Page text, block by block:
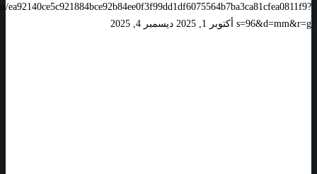
ea92140ce5c921884bce92b84ee0f3f99dd1df6075564b7ba3ca81cfea0811f9?
s=96&d=mm&r=g أكتوبر 1, 2025 ديسمبر 4, 2025